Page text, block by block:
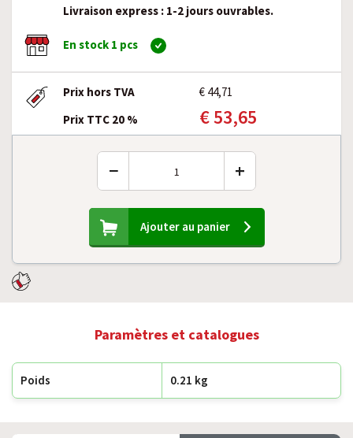
Livraison express : 1-2 jours ouvrables.
En stock 1 pcs
Prix hors TVA
€ 44,71
Prix TTC 20 %
€ 53,65
− +
Ajouter au panier
Paramètres et catalogues
Poids 0.21 kg